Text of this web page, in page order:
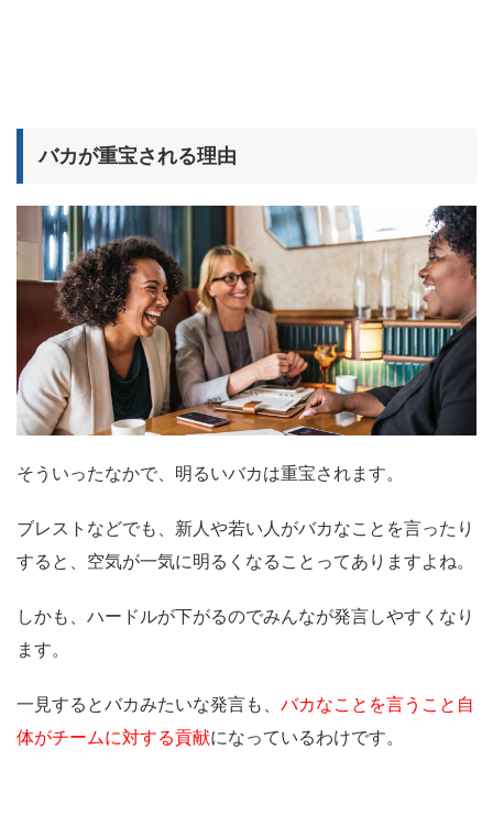
バカが重宝される理由
そういったなかで、明るいバカは重宝されます。
ブレストなどでも、新人や若い人がバカなことを言ったり
すると、空気が一気に明るくなることってありますよね。
しかも、ハードルが下がるのでみんなが発言しやすくなり
ます。
一見するとバカみたいな発言も、 バカなことを言うこと自
体がチームに対する貢献になっているわけです。